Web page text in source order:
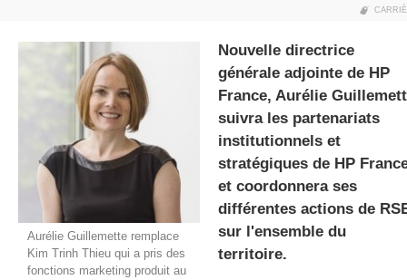
gratuite
Aurélie Guillemette remplace
Kim Trinh Thieu qui a pris des
fonctions marketing produit au
Nouvelle directrice
générale adjointe de HP
France, Aurélie
suivra les partenariats
institutionnels et
stratégiques de HP
et coordonnera ses
différentes actions de
sur l'ensemble du
territoire.